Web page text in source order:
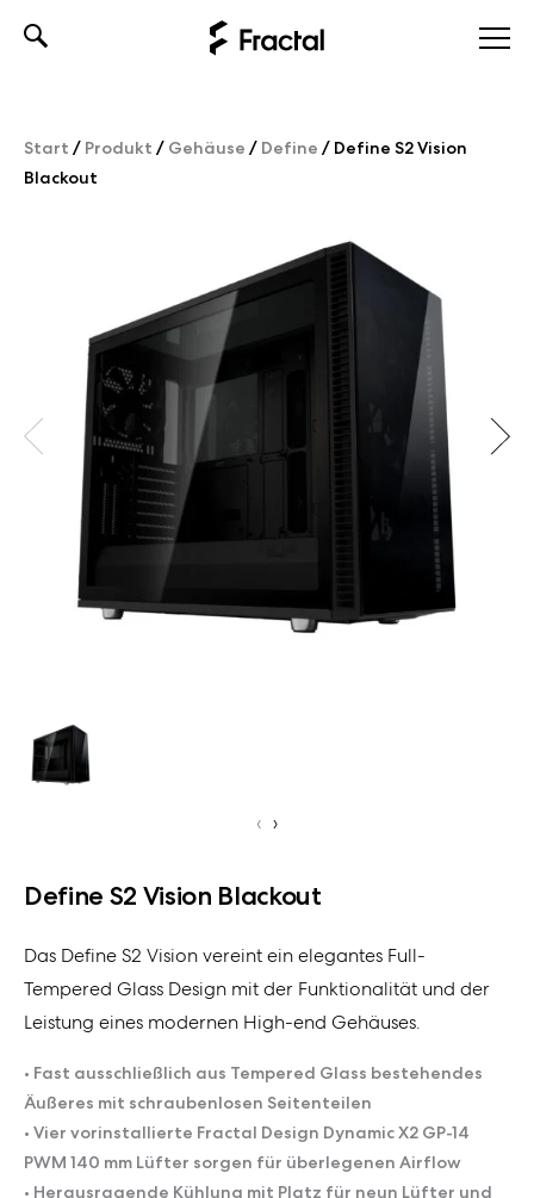
Start / Produkt / Gehäuse / Define / Define S2 Vision
Blackout
‹ ›
Define S2 Vision Blackout
Das Define S2 Vision vereint ein elegantes Full-
Tempered Glass Design mit der Funktionalität und der
Leistung eines modernen High-end Gehäuses.
• Fast ausschließlich aus Tempered Glass bestehendes
Äußeres mit schraubenlosen Seitenteilen
• Vier vorinstallierte Fractal Design Dynamic X2 GP-14
PWM 140 mm Lüfter sorgen für überlegenen Airflow
• Herausragende Kühlung mit Platz für neun Lüfter und